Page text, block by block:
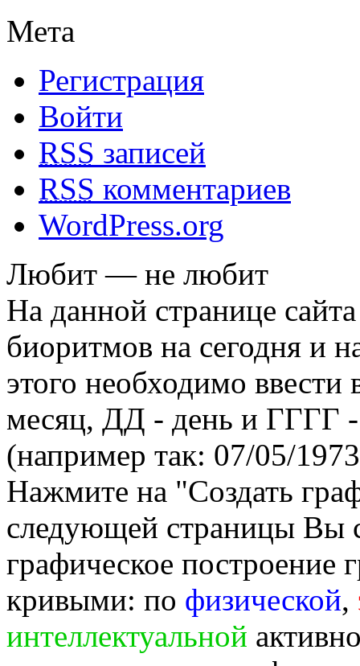
Мета
Регистрация
Войти
RSS записей
RSS комментариев
WordPress.org
Любит — не любит
На данной странице
биоритмов на сегодня и
этого необходимо
месяц, ДД - день и ГГГГ -
(например так: 07/05/
Нажмите на "Создать
следующей страницы Вы
графическое построение
кривыми: по физической,
интеллектуальной